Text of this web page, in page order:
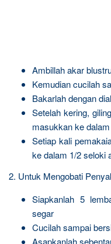
Ambillah akar
Kemudian cucilah
Bakarlah dengan
Setelah kering,
masukkan ke
Setiap kali
ke dalam 1/2 seloki
2. Untuk Mengobati
Siapkanlah 5
segar
Cucilah sampai
Asapkanlah